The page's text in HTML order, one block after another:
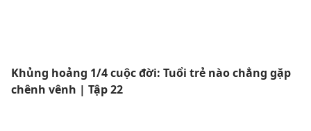
Khủng hoảng 1/4 cuộc đời: Tuổi trẻ nào chẳng gặp
chênh vênh | Tập 22